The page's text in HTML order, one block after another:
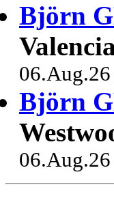
Björn
Björn